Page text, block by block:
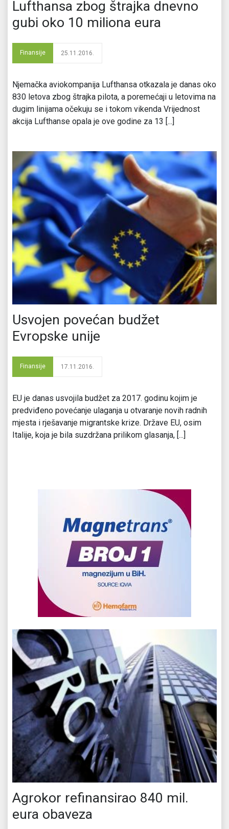
Lufthansa zbog štrajka dnevno
gubi oko 10 miliona eura
Finansije 25.11.2016.
Njemačka aviokompanija Lufthansa otkazala je danas oko
830 letova zbog štrajka pilota, a poremećaji u letovima na
dugim linijama očekuju se i tokom vikenda Vrijednost
akcija Lufthanse opala je ove godine za 13 [...]
Usvojen povećan budžet
Evropske unije
Finansije 17.11.2016.
EU je danas usvojila budžet za 2017. godinu kojim je
predviđeno povećanje ulaganja u otvaranje novih radnih
mjesta i rješavanje migrantske krize. Države EU, osim
Italije, koja je bila suzdržana prilikom glasanja, [...]
Agrokor refinansirao 840 mil.
eura obaveza